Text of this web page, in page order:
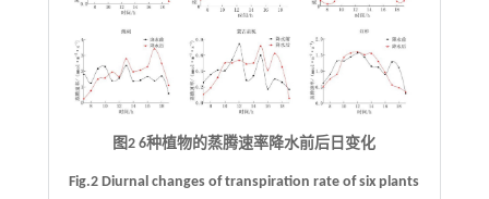
图2 6种植物的蒸腾速率降水前后日变化
Fig.2 Diurnal changes of transpiration rate of six plants